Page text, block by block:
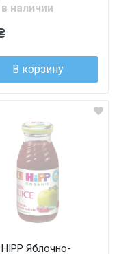
наличии
В корзину
Яблочно-